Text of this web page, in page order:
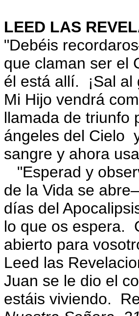
LEED LAS
"Debéis
que claman ser el
él está allí. ¡Sal
Mi Hijo vendrá
llamada de triunfo
ángeles del Cielo
sangre y ahora
"Esperad y
de la Vida se
días del
lo que os espera.
abierto para
Leed las
Juan se le dio el
estáis viviendo.